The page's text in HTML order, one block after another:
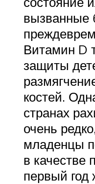
вызванные
Витамин D
защиты
костей.
странах
очень
младенцы
в качестве
первый год